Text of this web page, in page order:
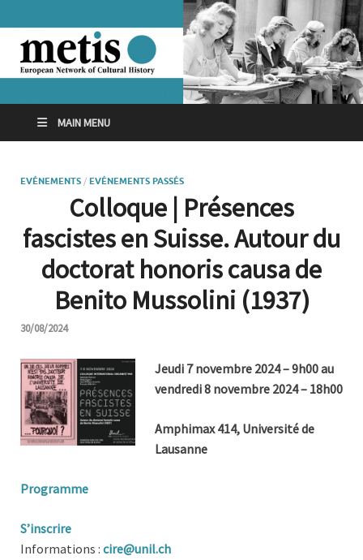
MAIN MENU
EVÉNEMENTS / EVÉNEMENTS PASSÉS
Colloque | Présences
fascistes en Suisse. Autour du
doctorat honoris causa de
Benito Mussolini (1937)
30/08/2024
Jeudi 7 novembre 2024 – 9h00 au
vendredi 8 novembre 2024 – 18h00
Amphimax 414, Université de
Lausanne
Programme
S’inscrire
Informations : cire@unil.ch